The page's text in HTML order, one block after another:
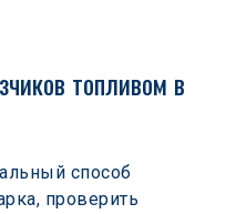
топливом в
способ
проверить